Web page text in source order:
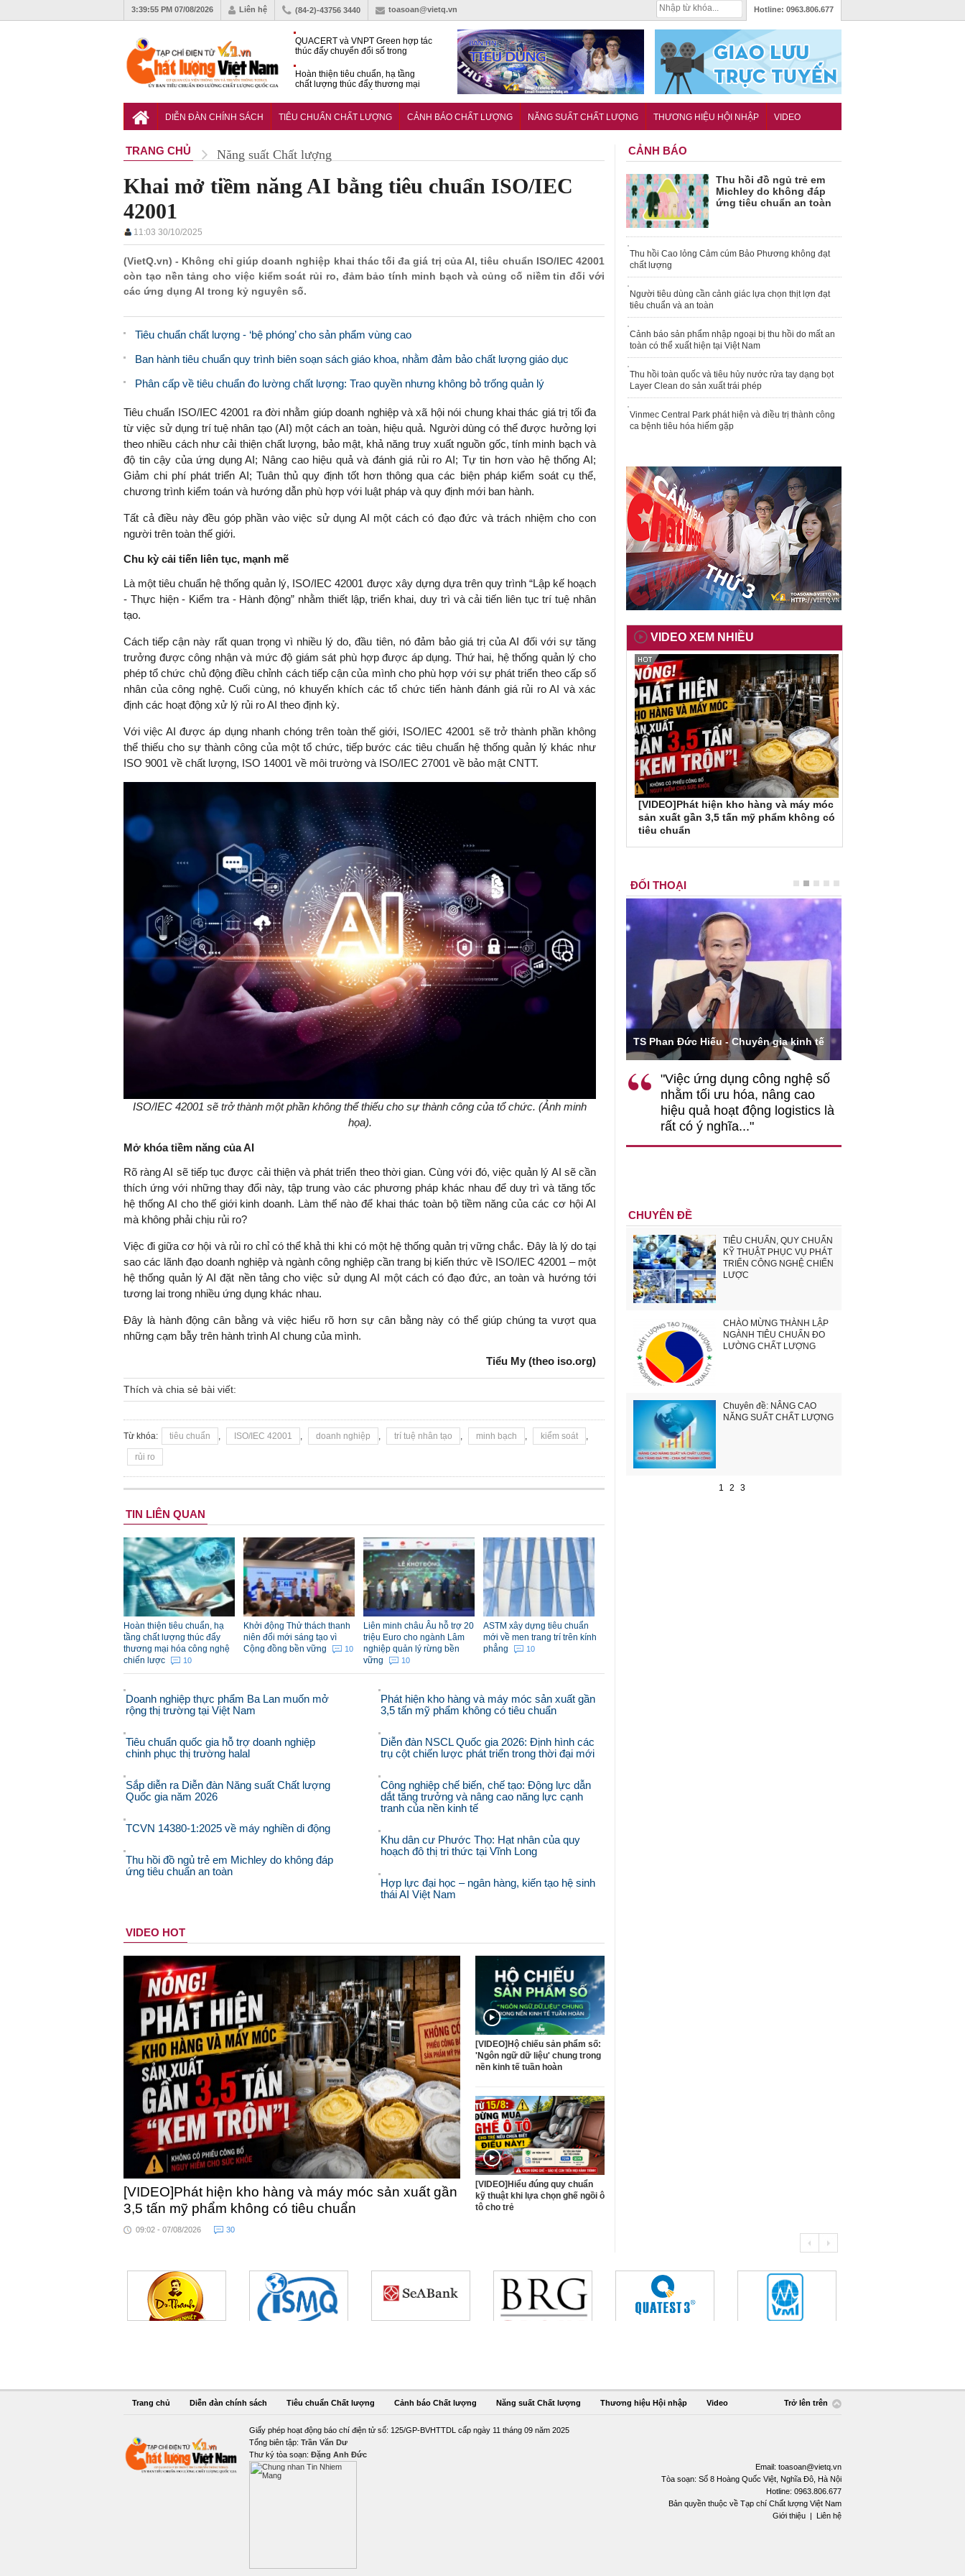
3:39:56 PM 07/08/2026 Liên hệ (84-2)-43756 3440 toasoan@vietq.vn Hotline: 0963.806.677
QUACERT và VNPT Green hợp tác
thúc đẩy chuyển đổi số trong
Hoàn thiện tiêu chuẩn, hạ tầng
chất lượng thúc đẩy thương mại
nghiền di động
DIỄN ĐÀN CHÍNH SÁCH TIÊU CHUẨN CHẤT LƯỢNG CẢNH BÁO CHẤT LƯỢNG NĂNG SUẤT CHẤT LƯỢNG THƯƠNG HIỆU HỘI NHẬP VIDEO
TRANG CHỦ Năng suất Chất lượng
Khai mở tiềm năng AI bằng tiêu chuẩn ISO/IEC
42001
11:03 30/10/2025
(VietQ.vn) - Không chỉ giúp doanh nghiệp khai thác tối đa giá trị của AI, tiêu chuẩn ISO/IEC 42001
còn tạo nền tảng cho việc kiểm soát rủi ro, đảm bảo tính minh bạch và củng cố niềm tin đối với
các ứng dụng AI trong kỷ nguyên số.
Tiêu chuẩn chất lượng - ‘bệ phóng’ cho sản phẩm vùng cao
Ban hành tiêu chuẩn quy trình biên soạn sách giáo khoa, nhằm đảm bảo chất lượng giáo dục
Phân cấp về tiêu chuẩn đo lường chất lượng: Trao quyền nhưng không bỏ trống quản lý
Tiêu chuẩn ISO/IEC 42001 ra đời nhằm giúp doanh nghiệp và xã hội nói chung khai thác giá trị tối đa
từ việc sử dụng trí tuệ nhân tạo (AI) một cách an toàn, hiệu quả. Người dùng có thể được hưởng lợi
theo nhiều cách như cải thiện chất lượng, bảo mật, khả năng truy xuất nguồn gốc, tính minh bạch và
độ tin cậy của ứng dụng AI; Nâng cao hiệu quả và đánh giá rủi ro AI; Tự tin hơn vào hệ thống AI;
Giảm chi phí phát triển AI; Tuân thủ quy định tốt hơn thông qua các biện pháp kiểm soát cụ thể,
chương trình kiểm toán và hướng dẫn phù hợp với luật pháp và quy định mới ban hành.
Tất cả điều này đều góp phần vào việc sử dụng AI một cách có đạo đức và trách nhiệm cho con
người trên toàn thế giới.
Chu kỳ cải tiến liên tục, mạnh mẽ
Là một tiêu chuẩn hệ thống quản lý, ISO/IEC 42001 được xây dựng dựa trên quy trình “Lập kế hoạch
- Thực hiện - Kiểm tra - Hành động” nhằm thiết lập, triển khai, duy trì và cải tiến liên tục trí tuệ nhân
tạo.
Cách tiếp cận này rất quan trọng vì nhiều lý do, đầu tiên, nó đảm bảo giá trị của AI đối với sự tăng
trưởng được công nhận và mức độ giám sát phù hợp được áp dụng. Thứ hai, hệ thống quản lý cho
phép tổ chức chủ động điều chỉnh cách tiếp cận của mình cho phù hợp với sự phát triển theo cấp số
nhân của công nghệ. Cuối cùng, nó khuyến khích các tổ chức tiến hành đánh giá rủi ro AI và xác
định các hoạt động xử lý rủi ro AI theo định kỳ.
Với việc AI được áp dụng nhanh chóng trên toàn thế giới, ISO/IEC 42001 sẽ trở thành phần không
thể thiếu cho sự thành công của một tổ chức, tiếp bước các tiêu chuẩn hệ thống quản lý khác như
ISO 9001 về chất lượng, ISO 14001 về môi trường và ISO/IEC 27001 về bảo mật CNTT.
ISO/IEC 42001 sẽ trở thành một phần không thể thiếu cho sự thành công của tổ chức. (Ảnh minh
họa).
Mở khóa tiềm năng của AI
Rõ ràng AI sẽ tiếp tục được cải thiện và phát triển theo thời gian. Cùng với đó, việc quản lý AI sẽ cần
thích ứng với những thay đổi này, tập trung vào các phương pháp khác nhau để duy trì và tăng tốc
hệ thống AI cho thế giới kinh doanh. Làm thế nào để khai thác toàn bộ tiềm năng của các cơ hội AI
mà không phải chịu rủi ro?
Việc đi giữa cơ hội và rủi ro chỉ có thể khả thi khi có một hệ thống quản trị vững chắc. Đây là lý do tại
sao các lãnh đạo doanh nghiệp và ngành công nghiệp cần trang bị kiến thức về ISO/IEC 42001 – một
hệ thống quản lý AI đặt nền tảng cho việc sử dụng AI một cách có đạo đức, an toàn và hướng tới
tương lai trong nhiều ứng dụng khác nhau.
Đây là hành động cân bằng và việc hiểu rõ hơn sự cân bằng này có thể giúp chúng ta vượt qua
những cạm bẫy trên hành trình AI chung của mình.
Tiểu My (theo iso.org)
Thích và chia sẻ bài viết:
Từ khóa: tiêu chuẩn , ISO/IEC 42001 , doanh nghiệp , trí tuệ nhân tạo , minh bạch , kiểm soát ,
rủi ro
TIN LIÊN QUAN
Hoàn thiện tiêu chuẩn, hạ
tầng chất lượng thúc đẩy
thương mại hóa công nghệ
chiến lược
10
Khởi động Thử thách thanh
niên đổi mới sáng tạo vì
Cộng đồng bền vững
10
Liên minh châu Âu hỗ trợ 20
triệu Euro cho ngành Lâm
nghiệp quản lý rừng bền
vững
10
ASTM xây dựng tiêu chuẩn
mới về men trang trí trên kính
phẳng
10
Doanh nghiệp thực phẩm Ba Lan muốn mở
rộng thị trường tại Việt Nam
Tiêu chuẩn quốc gia hỗ trợ doanh nghiệp
chinh phục thị trường halal
Sắp diễn ra Diễn đàn Năng suất Chất lượng
Quốc gia năm 2026
TCVN 14380-1:2025 về máy nghiền di động
Thu hồi đồ ngủ trẻ em Michley do không đáp
ứng tiêu chuẩn an toàn
Phát hiện kho hàng và máy móc sản xuất gần
3,5 tấn mỹ phẩm không có tiêu chuẩn
Diễn đàn NSCL Quốc gia 2026: Định hình các
trụ cột chiến lược phát triển trong thời đại mới
Công nghiệp chế biến, chế tạo: Động lực dẫn
dắt tăng trưởng và nâng cao năng lực cạnh
tranh của nền kinh tế
Khu dân cư Phước Thọ: Hạt nhân của quy
hoạch đô thị tri thức tại Vĩnh Long
Hợp lực đại học – ngân hàng, kiến tạo hệ sinh
thái AI Việt Nam
VIDEO HOT
[VIDEO]Phát hiện kho hàng và máy móc sản xuất gần
3,5 tấn mỹ phẩm không có tiêu chuẩn
09:02 - 07/08/2026 30
[VIDEO]Hộ chiếu sản phẩm số:
'Ngôn ngữ dữ liệu' chung trong
nền kinh tế tuần hoàn
[VIDEO]Hiểu đúng quy chuẩn
kỹ thuật khi lựa chọn ghế ngồi ô
tô cho trẻ
CẢNH BÁO
Thu hồi đồ ngủ trẻ em
Michley do không đáp
ứng tiêu chuẩn an toàn
Thu hồi Cao lỏng Cảm cúm Bảo Phương không đạt
chất lượng
Người tiêu dùng cần cảnh giác lựa chọn thịt lợn đạt
tiêu chuẩn và an toàn
Cảnh báo sản phẩm nhập ngoại bị thu hồi do mất an
toàn có thể xuất hiện tại Việt Nam
Thu hồi toàn quốc và tiêu hủy nước rửa tay dạng bọt
Layer Clean do sản xuất trái phép
Vinmec Central Park phát hiện và điều trị thành công
ca bệnh tiêu hóa hiếm gặp
VIDEO XEM NHIỀU
[VIDEO]Phát hiện kho hàng và máy móc
sản xuất gần 3,5 tấn mỹ phẩm không có
tiêu chuẩn
ĐỐI THOẠI
TS. Nguyễn Đức Độ - Phó Viện trưởng
Viện Kinh tế Tài chính
"Có rất nhiều việc phải làm
đang được tiến hành như tăng
đầu tư cho khoa học công
nghệ; ban hành các cơ chế
khởi nghiệp..."
nghĩa hỗ trợ ngắn hạn mà còn
TS Phan Đức Hiếu - Chuyên gia kinh tế
"Việc ứng dụng công nghệ số
nhằm tối ưu hóa, nâng cao
hiệu quả hoạt động logistics là
rất có ý nghĩa..."
CHUYÊN ĐỀ
TIÊU CHUẨN, QUY CHUẨN
KỸ THUẬT PHỤC VỤ PHÁT
TRIỂN CÔNG NGHỆ CHIẾN
LƯỢC
CHÀO MỪNG THÀNH LẬP
NGÀNH TIÊU CHUẨN ĐO
LƯỜNG CHẤT LƯỢNG
Chuyên đề: NÂNG CAO
NĂNG SUẤT CHẤT LƯỢNG
1 2 3
Trang chủ Diễn đàn chính sách Tiêu chuẩn Chất lượng Cảnh báo Chất lượng Năng suất Chất lượng Thương hiệu Hội nhập Video Trở lên trên
Giấy phép hoạt động báo chí điện tử số: 125/GP-BVHTTDL cấp ngày 11 tháng 09 năm 2025
Tổng biên tập: Trần Văn Dư
Thư ký tòa soạn: Đặng Anh Đức
Email: toasoan@vietq.vn
Tòa soạn: Số 8 Hoàng Quốc Việt, Nghĩa Đô, Hà Nội
Hotline: 0963.806.677
Bản quyền thuộc về Tạp chí Chất lượng Việt Nam
Giới thiệu
Liên hệ